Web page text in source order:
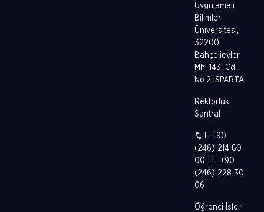
Uygulamalı
Bilimler
Üniversitesi,
32200
Bahçelievler
Mh. 143. Cd.
No:2 ISPARTA
Rektörlük
Santral
T. +90
(246) 214 60
00 | F. +90
(246) 228 30
06
Öğrenci İşleri